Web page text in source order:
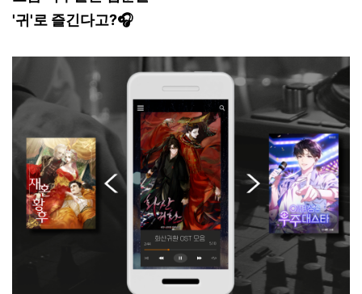
'귀'로 즐긴다고?🎧